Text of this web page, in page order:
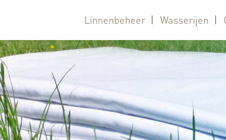
Linnenbeheer Wasserijen